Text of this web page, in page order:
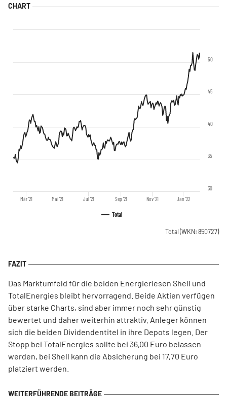
Total
Mär '21 Mai '21 Jul '21 Sep '21 Nov '21 Jan '22
30
35
40
45
50
Total (WKN: 850727)
Das Marktumfeld für die beiden Energieriesen Shell und
TotalEnergies bleibt hervorragend. Beide Aktien verfügen
über starke Charts, sind aber immer noch sehr günstig
bewertet und daher weiterhin attraktiv. Anleger können
sich die beiden Dividendentitel in ihre Depots legen. Der
Stopp bei TotalEnergies sollte bei 36,00 Euro belassen
werden, bei Shell kann die Absicherung bei 17,70 Euro
platziert werden.